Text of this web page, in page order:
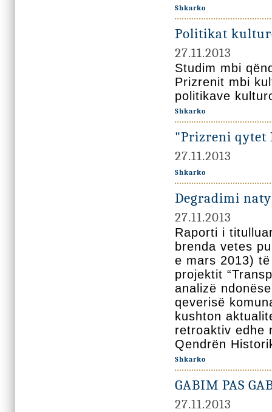
Shkarko
Politikat
27.11.2013
Studim mbi
Prizrenit mbi
politikave
Shkarko
"Prizreni
27.11.2013
Shkarko
Degradimi
27.11.2013
Raporti i
brenda vetes
e mars 2013)
projektit
analizë
qeverisë
kushton
retroaktiv edhe
Qendrën
Shkarko
GABIM PAS
27.11.2013